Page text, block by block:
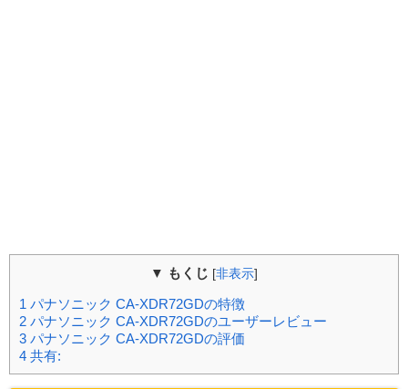
▼ もくじ [非表示]
1 パナソニック CA-XDR72GDの特徴
2 パナソニック CA-XDR72GDのユーザーレビュー
3 パナソニック CA-XDR72GDの評価
4 共有: